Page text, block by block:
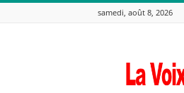
samedi, août 8, 2026